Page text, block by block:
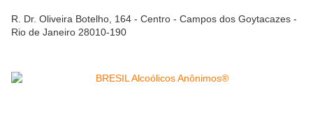
R. Dr. Oliveira Botelho, 164 - Centro - Campos dos Goytacazes -
Rio de Janeiro 28010-190